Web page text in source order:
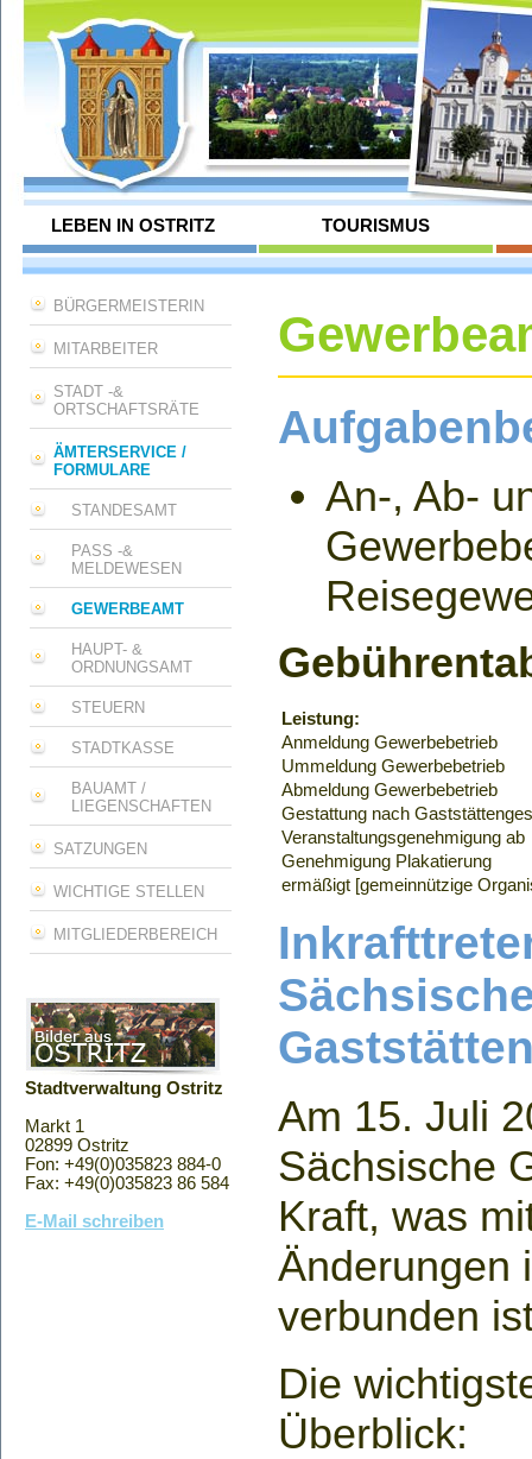
LEBEN IN OSTRITZ TOURISMUS
BÜRGERMEISTERIN
MITARBEITER
STADT -&
ORTSCHAFTSRÄTE
ÄMTERSERVICE /
FORMULARE
STANDESAMT
PASS -&
MELDEWESEN
GEWERBEAMT
HAUPT- &
ORDNUNGSAMT
STEUERN
STADTKASSE
BAUAMT /
LIEGENSCHAFTEN
SATZUNGEN
WICHTIGE STELLEN
MITGLIEDERBEREICH
Stadtverwaltung Ostritz
Markt 1
02899 Ostritz
Fon: +49(0)035823 884-0
Fax: +49(0)035823 86 584
E-Mail schreiben
An-, Ab-
Leistung:
Anmeldung Gewerbebetrieb
Ummeldung Gewerbebetrieb
Abmeldung Gewerbebetrieb
Gestattung nach
Veranstaltungsgenehmigung ab
Genehmigung Plakatierung
ermäßigt [gemeinnützige
Am 15. Juli
Sächsische
Kraft, was
Änderungen
verbunden
Die
Überblick: